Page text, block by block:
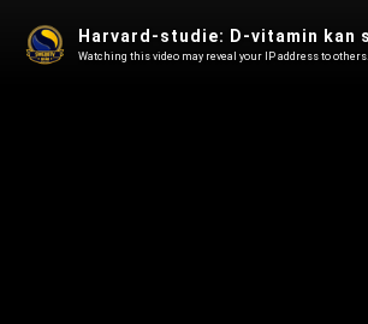
Watching this video may reveal your IP address to others.